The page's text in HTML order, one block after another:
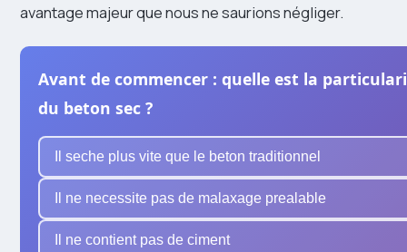
avantage majeur que nous ne saurions négliger.
Avant de commencer : quelle est la
du beton sec ?
Il seche plus vite que le beton traditionnel
Il ne necessite pas de malaxage prealable
Il ne contient pas de ciment